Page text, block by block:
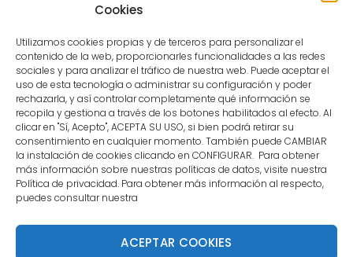
Cookies
Utilizamos cookies propias y de terceros para personalizar el
contenido de la web, proporcionarles funcionalidades a las redes
sociales y para analizar el tráfico de nuestra web. Puede aceptar el
uso de esta tecnología o administrar su configuración y poder
rechazarla, y así controlar completamente qué información se
recopila y gestiona a través de los botones habilitados al efecto. Al
clicar en "Sí, Acepto", ACEPTA SU USO, si bien podrá retirar su
consentimiento en cualquier momento. También puede CAMBIAR
la instalación de cookies clicando en CONFIGURAR. Para obtener
más información sobre nuestras políticas de datos, visite nuestra
Política de privacidad. Para obtener más información al respecto,
puedes consultar nuestra
ACEPTAR COOKIES
CONTACTO
MENÚ PRINCIPAL
MI CUENTA
DOCUMENTACIÓN